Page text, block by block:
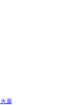
火薬